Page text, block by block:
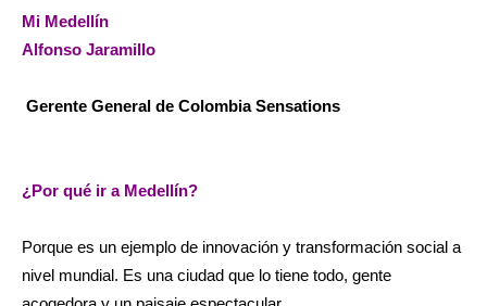
Mi Medellín
Alfonso Jaramillo
Gerente General de Colombia Sensations
¿Por qué ir a Medellín?
Porque es un ejemplo de innovación y transformación social a
nivel mundial. Es una ciudad que lo tiene todo, gente